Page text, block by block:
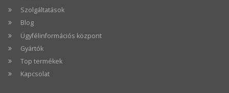
Szolgáltatások
Blog
Ügyfélinformációs központ
Gyártók
Top termékek
Kapcsolat